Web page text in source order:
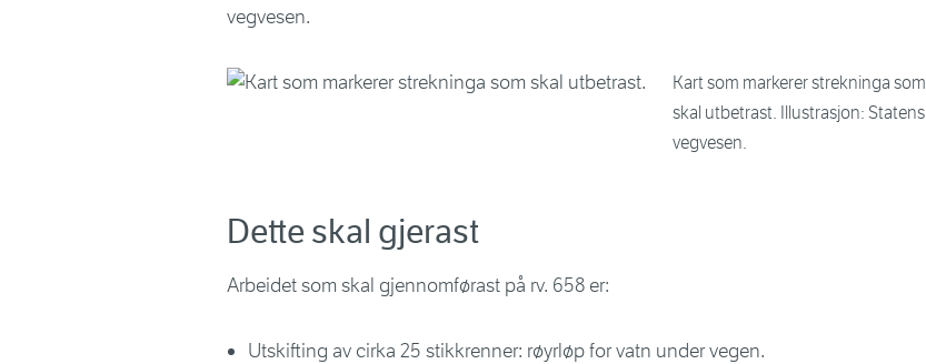
vegvesen.
Kart som markerer strekninga som
skal utbetrast. Illustrasjon: Statens
vegvesen.
Dette skal gjerast
Arbeidet som skal gjennomførast på rv. 658 er:
Utskifting av cirka 25 stikkrenner: røyrløp for vatn under vegen.